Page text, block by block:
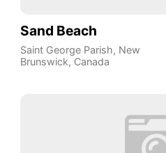
Sand Beach
Saint George Parish, New
Brunswick, Canada